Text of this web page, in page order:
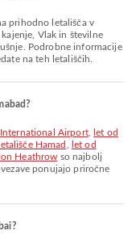
prihodno letališča v
Vlak in številne
Podrobne informacije
na teh letališčih.
Airport,
let od
Hamad
let od
Heathrow so najbolj
ponujajo priročne